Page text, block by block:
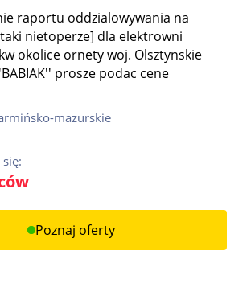
raportu oddzialowywania na
nietoperze] dla elektrowni
okolice ornety woj. Olsztynskie
prosze podac cene
mazurskie
Poznaj oferty